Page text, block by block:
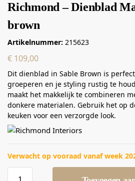
Richmond – Dienblad
brown
Artikelnummer: 215623
€ 109,00
Dit dienblad in Sable Brown is
groeperen en je styling rustig te
maakt het makkelijk te combineren
donkere materialen. Gebruik het op
keuken voor een verzorgde look.
Verwacht op vooraad vanaf week